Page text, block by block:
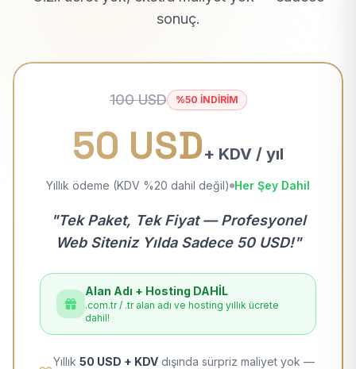
sonuç.
100 USD %50 İNDİRİM
50 USD+ KDV / yıl
Yıllık ödeme (KDV %20 dahil değil) Her Şey Dahil
"Tek Paket, Tek Fiyat — Profesyonel
Web Siteniz Yılda Sadece 50 USD!"
Alan Adı + Hosting DAHİL
.com.tr / .tr alan adı ve hosting yıllık ücrete
dahil!
Yıllık 50 USD + KDV dışında sürpriz maliyet yok —